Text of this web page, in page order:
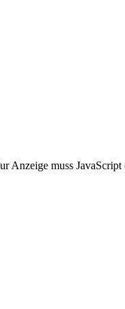
Anzeige muss JavaScript